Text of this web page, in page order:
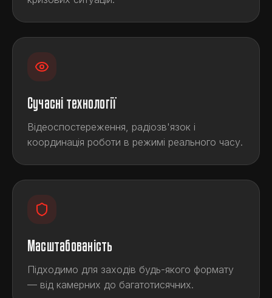
Сучасні технології
Відеоспостереження, радіозв'язок і
координація роботи в режимі реального часу.
Масштабованість
Підходимо для заходів будь-якого формату
— від камерних до багатотисячних.